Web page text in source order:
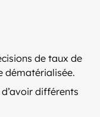
de taux de
dématérialisée.
différents